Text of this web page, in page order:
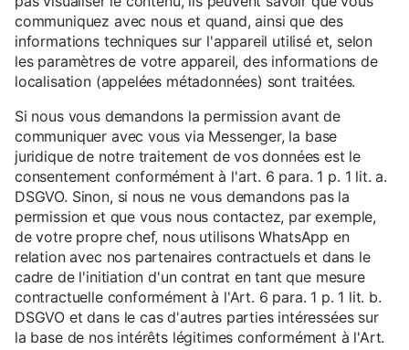
communiquez avec nous et quand, ainsi que des
informations techniques sur l'appareil utilisé et, selon
les paramètres de votre appareil, des informations de
localisation (appelées métadonnées) sont traitées.
Si nous vous demandons la permission avant de
communiquer avec vous via Messenger, la base
juridique de notre traitement de vos données est le
consentement conformément à l'art. 6 para. 1 p. 1 lit. a.
DSGVO. Sinon, si nous ne vous demandons pas la
permission et que vous nous contactez, par exemple,
de votre propre chef, nous utilisons WhatsApp en
relation avec nos partenaires contractuels et dans le
cadre de l'initiation d'un contrat en tant que mesure
contractuelle conformément à l'Art. 6 para. 1 p. 1 lit. b.
DSGVO et dans le cas d'autres parties intéressées sur
la base de nos intérêts légitimes conformément à l'Art.